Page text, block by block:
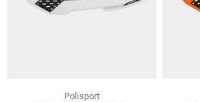
Polisport